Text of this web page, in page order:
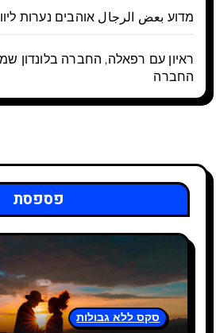
מדוע بعض الرجال אוהבים נערות
ראיון עם רפאלה, החברה בלונדון
החברה
פספסת
סקס ללא גבולות